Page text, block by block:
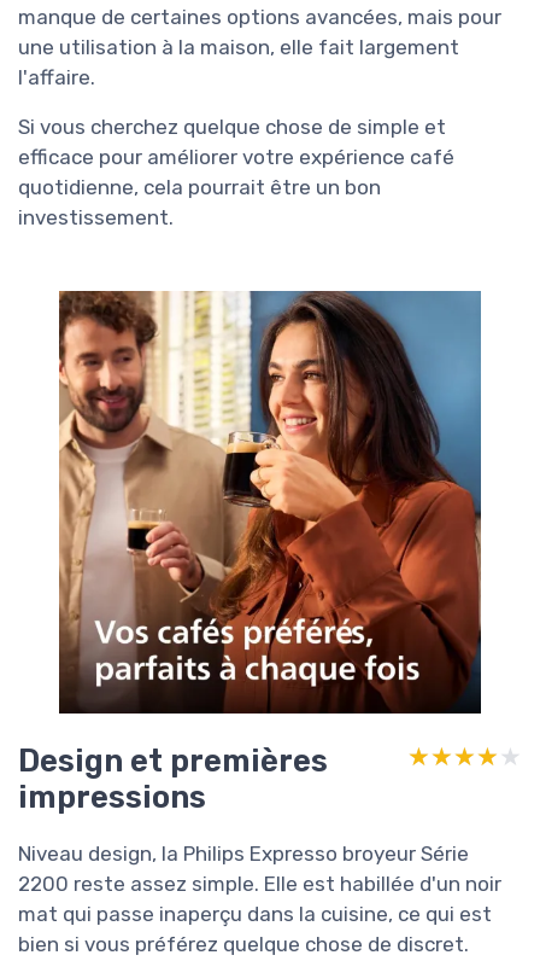
manque de certaines options avancées, mais pour
une utilisation à la maison, elle fait largement
l'affaire.
Si vous cherchez quelque chose de simple et
efficace pour améliorer votre expérience café
quotidienne, cela pourrait être un bon
investissement.
Design et premières
impressions
★★★★★
★★★★★
Niveau design, la Philips Expresso broyeur Série
2200 reste assez simple. Elle est habillée d'un noir
mat qui passe inaperçu dans la cuisine, ce qui est
bien si vous préférez quelque chose de discret.